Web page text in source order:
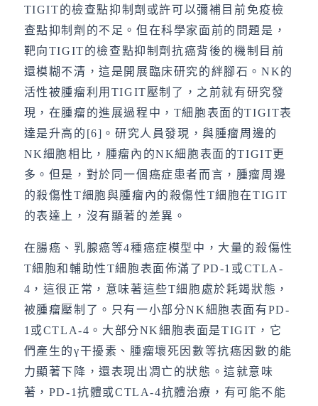
TIGIT的檢查點抑制劑或許可以彌補目前免疫檢
查點抑制劑的不足。但在科學家面前的問題是，
靶向TIGIT的檢查點抑制劑抗癌背後的機制目前
還模糊不清，這是開展臨床研究的絆腳石。NK的
活性被腫瘤利用TIGIT壓制了，之前就有研究發
現，在腫瘤的進展過程中，T細胞表面的TIGIT表
達是升高的[6]。研究人員發現，與腫瘤周邊的
NK細胞相比，腫瘤內的NK細胞表面的TIGIT更
多。但是，對於同一個癌症患者而言，腫瘤周邊
的殺傷性T細胞與腫瘤內的殺傷性T細胞在TIGIT
的表達上，沒有顯著的差異。
在腸癌、乳腺癌等4種癌症模型中，大量的殺傷性
T細胞和輔助性T細胞表面佈滿了PD-1或CTLA-
4，這很正常，意味著這些T細胞處於耗竭狀態，
被腫瘤壓制了。只有一小部分NK細胞表面有PD-
1或CTLA-4。大部分NK細胞表面是TIGIT，它
們產生的γ干擾素、腫瘤壞死因數等抗癌因數的能
力顯著下降，還表現出凋亡的狀態。這就意味
著，PD-1抗體或CTLA-4抗體治療，有可能不能